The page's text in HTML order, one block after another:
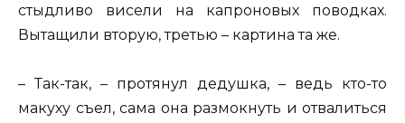
стыдливо висели на капроновых поводках.
Вытащили вторую, третью – картина та же.
– Так-так, – протянул дедушка, – ведь кто-то
макуху съел, сама она размокнуть и отвалиться